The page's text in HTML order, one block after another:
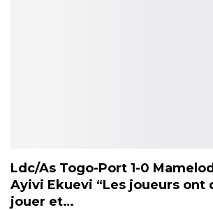
Ldc/As Togo-Port 1-0
Ayivi Ekuevi “Les joueurs ont
jouer et…